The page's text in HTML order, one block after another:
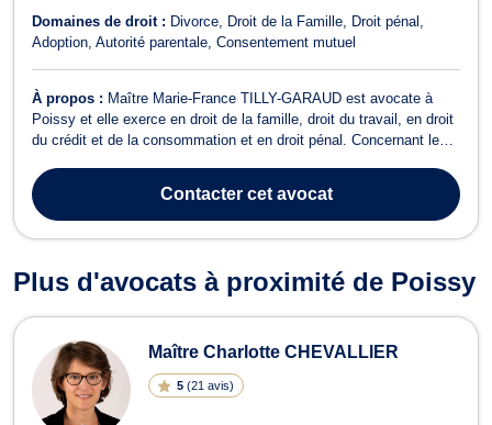
Domaines de droit : Divorce Droit de la Famille
Droit pénal
Adoption Autorité parentale Consentement mutuel
À propos : Maître Marie-France TILLY-GARAUD est avocate à
Poissy et elle exerce en droit de la famille, droit du travail, en droit
du crédit et de la consommation et en droit pénal. Concernant le
matière de divorce (divorces par consentement mutuel, divorces
pour faute,...
Contactercet avocat
Plus d'avocats à proximité de Poissy
Maître Charlotte CHEVALLIER
5 (21 avis)